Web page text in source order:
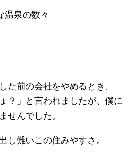
温泉の数々
た前の会社をやめるとき、
？」と言われましたが、僕に
せんでした。
し難いこの住みやすさ。